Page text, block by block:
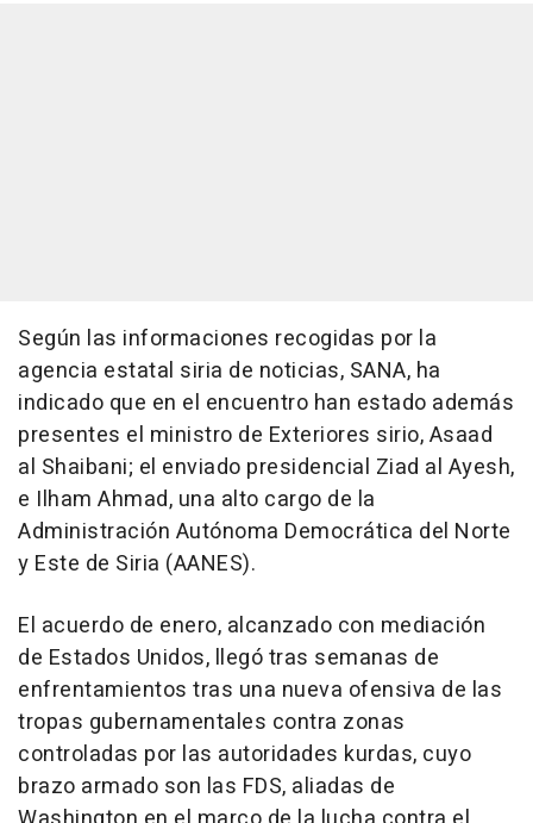
Según las informaciones recogidas por la
agencia estatal siria de noticias, SANA, ha
indicado que en el encuentro han estado además
presentes el ministro de Exteriores sirio, Asaad
al Shaibani; el enviado presidencial Ziad al Ayesh,
e Ilham Ahmad, una alto cargo de la
Administración Autónoma Democrática del Norte
y Este de Siria (AANES).
El acuerdo de enero, alcanzado con mediación
de Estados Unidos, llegó tras semanas de
enfrentamientos tras una nueva ofensiva de las
tropas gubernamentales contra zonas
controladas por las autoridades kurdas, cuyo
brazo armado son las FDS, aliadas de